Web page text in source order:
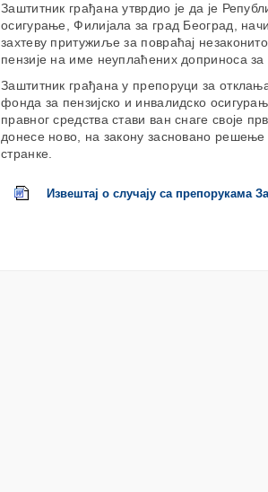
Заштитник грађана утврдио је да је
осигурање, Филијала за град Београд,
захтеву притужиље за повраћај
пензије на име неуплаћених доприноса за
Заштитник грађана у препоруци за
фонда за пензијско и инвалидско
правног средства стави ван снаге своје
донесе ново, на закону засновано
странке.
Извештај о случају са препорукама